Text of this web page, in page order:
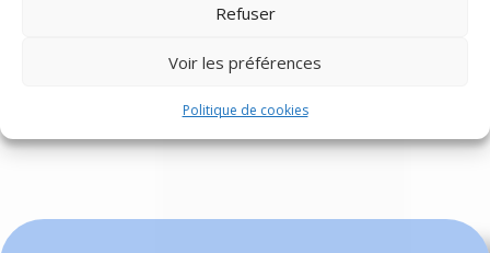
Refuser
Voir les préférences
Politique de cookies
Accompagnement individuel et
visioconférence